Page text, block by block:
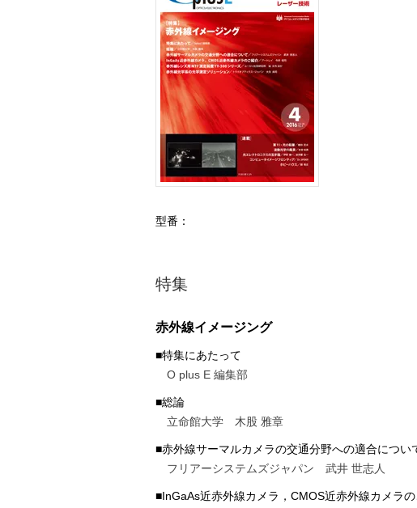
型番：
特集
赤外線イメージング
■特集にあたって
O plus E 編集部
■総論
立命館大学 木股 雅章
■赤外線サーマルカメラの交通分野への適合につい
フリアーシステムズジャパン 武井 世志人
■InGaAs近赤外線カメラ，CMOS近赤外線カメラ